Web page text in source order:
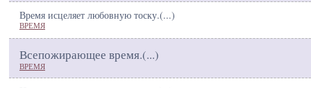
Время исцеляет любовную тоску.(...)
ВРЕМЯ
Всепожирающее время.(...)
ВРЕМЯ